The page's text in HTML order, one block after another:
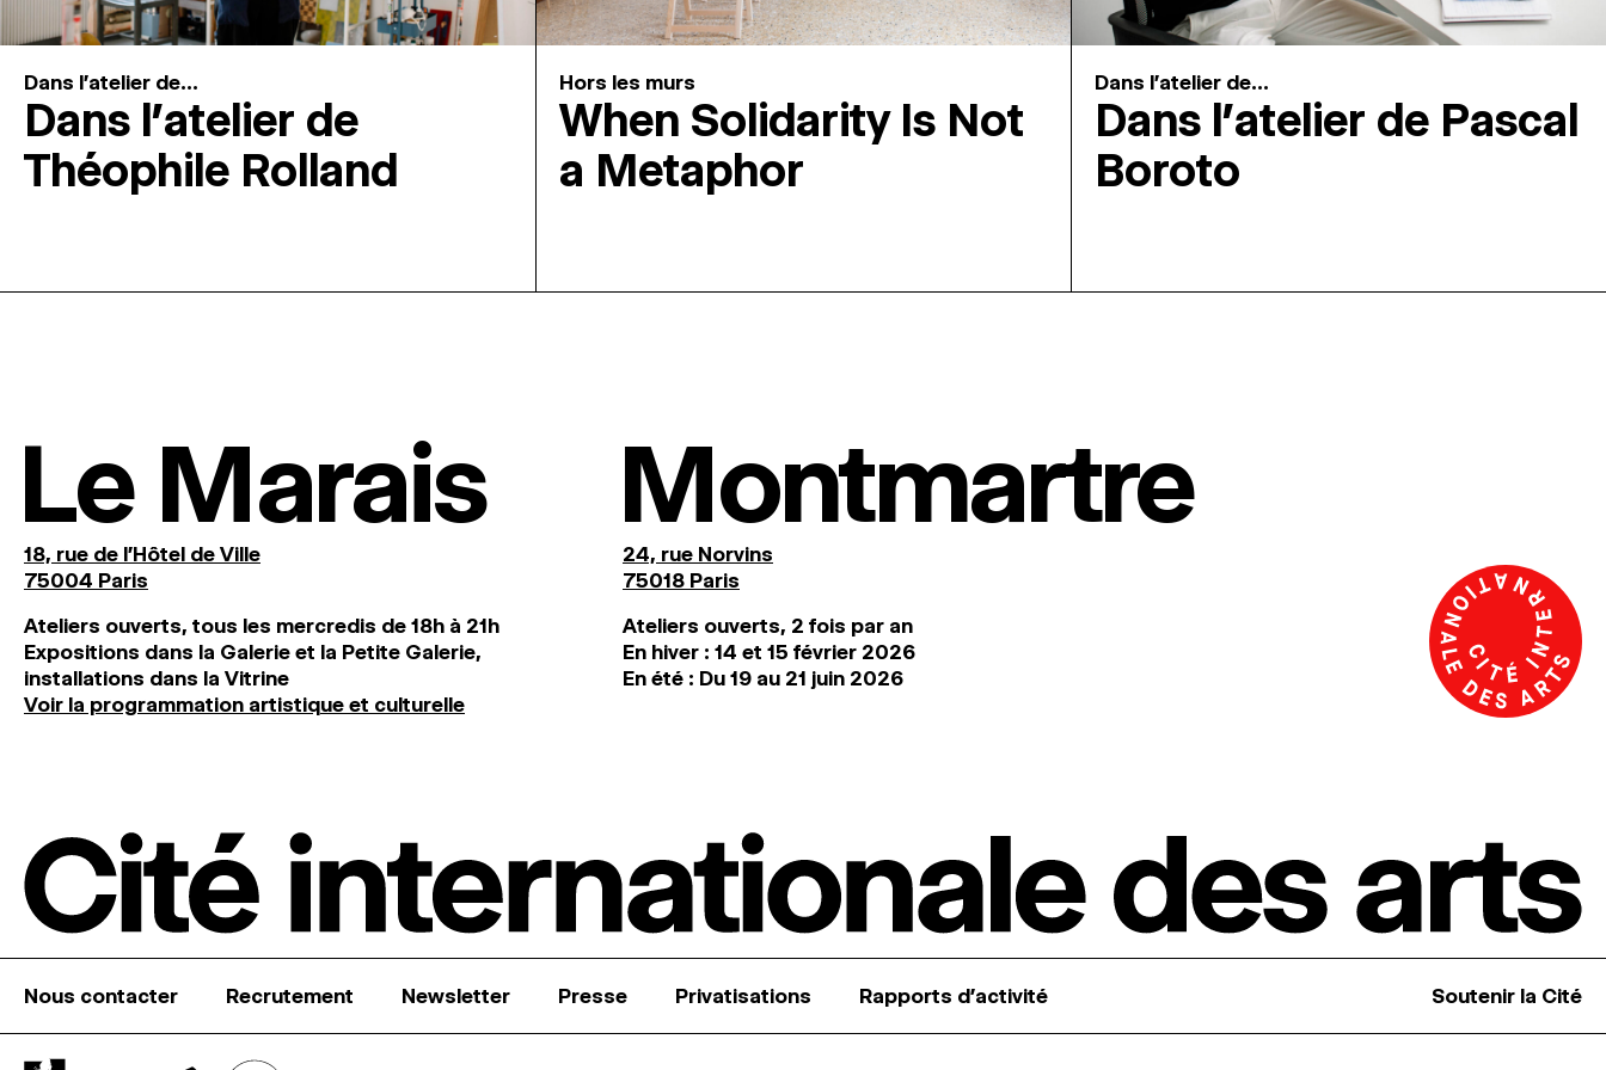
Dans l'atelier de...
Dans l’atelier de
Théophile Rolland
Hors les murs
When Solidarity Is Not
a Metaphor
Dans l'atelier de...
Dans l’atelier de Pascal
Boroto
Le Marais
18, rue de l'Hôtel de Ville
75004 Paris
Ateliers ouverts, tous les mercredis de 18h à 21h
Expositions dans la Galerie et la Petite Galerie,
installations dans la Vitrine
Voir la programmation artistique et culturelle
Montmartre
24, rue Norvins
75018 Paris
Ateliers ouverts, 2 fois par an
En hiver : 14 et 15 février 2026
En été : Du 19 au 21 juin 2026
Nous contacter Recrutement Newsletter Presse Privatisations Rapports d’activité Soutenir la Cité